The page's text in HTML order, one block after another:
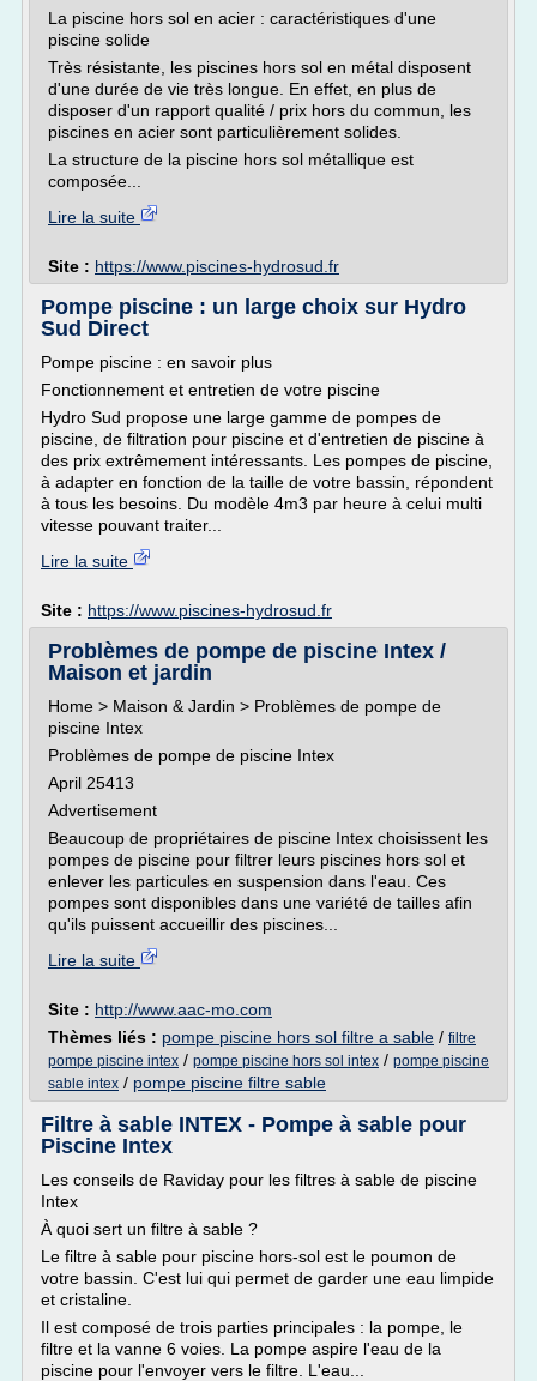
La piscine hors sol en acier : caractéristiques d'une
piscine solide
Très résistante, les piscines hors sol en métal disposent
d'une durée de vie très longue. En effet, en plus de
disposer d'un rapport qualité / prix hors du commun, les
piscines en acier sont particulièrement solides.
La structure de la piscine hors sol métallique est
composée...
Lire la suite
Site : https://www.piscines-hydrosud.fr
Pompe piscine : un large choix sur Hydro
Sud Direct
Pompe piscine : en savoir plus
Fonctionnement et entretien de votre piscine
Hydro Sud propose une large gamme de pompes de
piscine, de filtration pour piscine et d'entretien de piscine à
des prix extrêmement intéressants. Les pompes de piscine,
à adapter en fonction de la taille de votre bassin, répondent
à tous les besoins. Du modèle 4m3 par heure à celui multi
vitesse pouvant traiter...
Lire la suite
Site : https://www.piscines-hydrosud.fr
Problèmes de pompe de piscine Intex /
Maison et jardin
Home > Maison & Jardin > Problèmes de pompe de
piscine Intex
Problèmes de pompe de piscine Intex
April 25413
Advertisement
Beaucoup de propriétaires de piscine Intex choisissent les
pompes de piscine pour filtrer leurs piscines hors sol et
enlever les particules en suspension dans l'eau. Ces
pompes sont disponibles dans une variété de tailles afin
qu'ils puissent accueillir des piscines...
Lire la suite
Site : http://www.aac-mo.com
Thèmes liés : pompe piscine hors sol filtre a sable / filtre
pompe piscine intex / pompe piscine hors sol intex / pompe piscine
sable intex / pompe piscine filtre sable
Filtre à sable INTEX - Pompe à sable pour
Piscine Intex
Les conseils de Raviday pour les filtres à sable de piscine
Intex
À quoi sert un filtre à sable ?
Le filtre à sable pour piscine hors-sol est le poumon de
votre bassin. C'est lui qui permet de garder une eau limpide
et cristaline.
Il est composé de trois parties principales : la pompe, le
filtre et la vanne 6 voies. La pompe aspire l'eau de la
piscine pour l'envoyer vers le filtre. L'eau...